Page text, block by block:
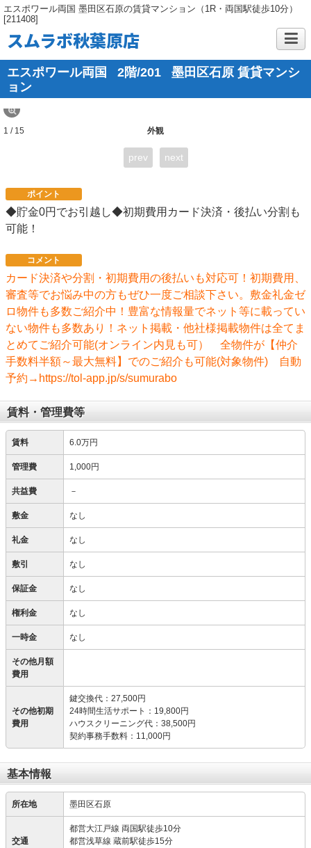
エスポワール両国 墨田区石原の賃貸マンション（1R・両国駅徒歩10分）
[211408]
スムラボ秋葉原店
エスポワール両国 2階/201
墨田区石原 賃貸マンシ
ョン
外観
1 / 15
prev next
ポイント
◆貯金0円でお引越し◆初期費用カード決済・後払い分割も
可能！
コメント
カード決済や分割・初期費用の後払いも対応可！初期費用、
審査等でお悩み中の方もぜひ一度ご相談下さい。敷金礼金ゼ
ロ物件も多数ご紹介中！豊富な情報量でネット等に載ってい
ない物件も多数あり！ネット掲載・他社様掲載物件は全てま
とめてご紹介可能(オンライン内見も可） 全物件が【仲介
手数料半額～最大無料】でのご紹介も可能(対象物件) 自動
予約→https://tol-app.jp/s/sumurabo
賃料・管理費等
賃料 6.0万円
管理費 1,000円
共益費 －
敷金 なし
礼金 なし
敷引 なし
保証金 なし
権利金 なし
一時金 なし
その他月額
費用
その他初期
費用
鍵交換代 ： 27,500円
24時間生活サポート ： 19,800円
ハウスクリーニング代 ： 38,500円
契約事務手数料 ： 11,000円
基本情報
所在地 墨田区石原
交通
都営大江戸線 両国駅徒歩10分
都営浅草線 蔵前駅徒歩15分